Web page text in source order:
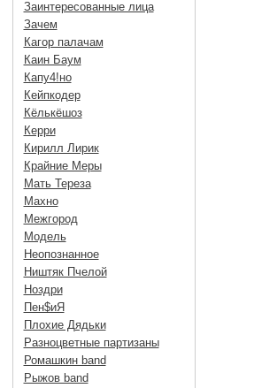
Заинтересованные лица
Зачем
Кагор палачам
Каин Баум
Капу4!но
Кейпкодер
Кёлькёшоз
Керри
Кирилл Лирик
Крайние Меры
Мать Тереза
Махно
Межгород
Модель
Неопознанное
Ништяк Пчелой
Ноздри
Пен$иЯ
Плохие Дядьки
Разноцветные партизаны
Ромашкин band
Рыжов band